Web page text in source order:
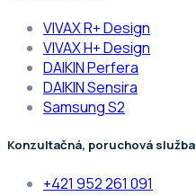
VIVAX R+ Design
VIVAX H+ Design
DAIKIN Perfera
DAIKIN Sensira
Samsung S2
Konzultačná, poruchová služba
+421 952 261 091